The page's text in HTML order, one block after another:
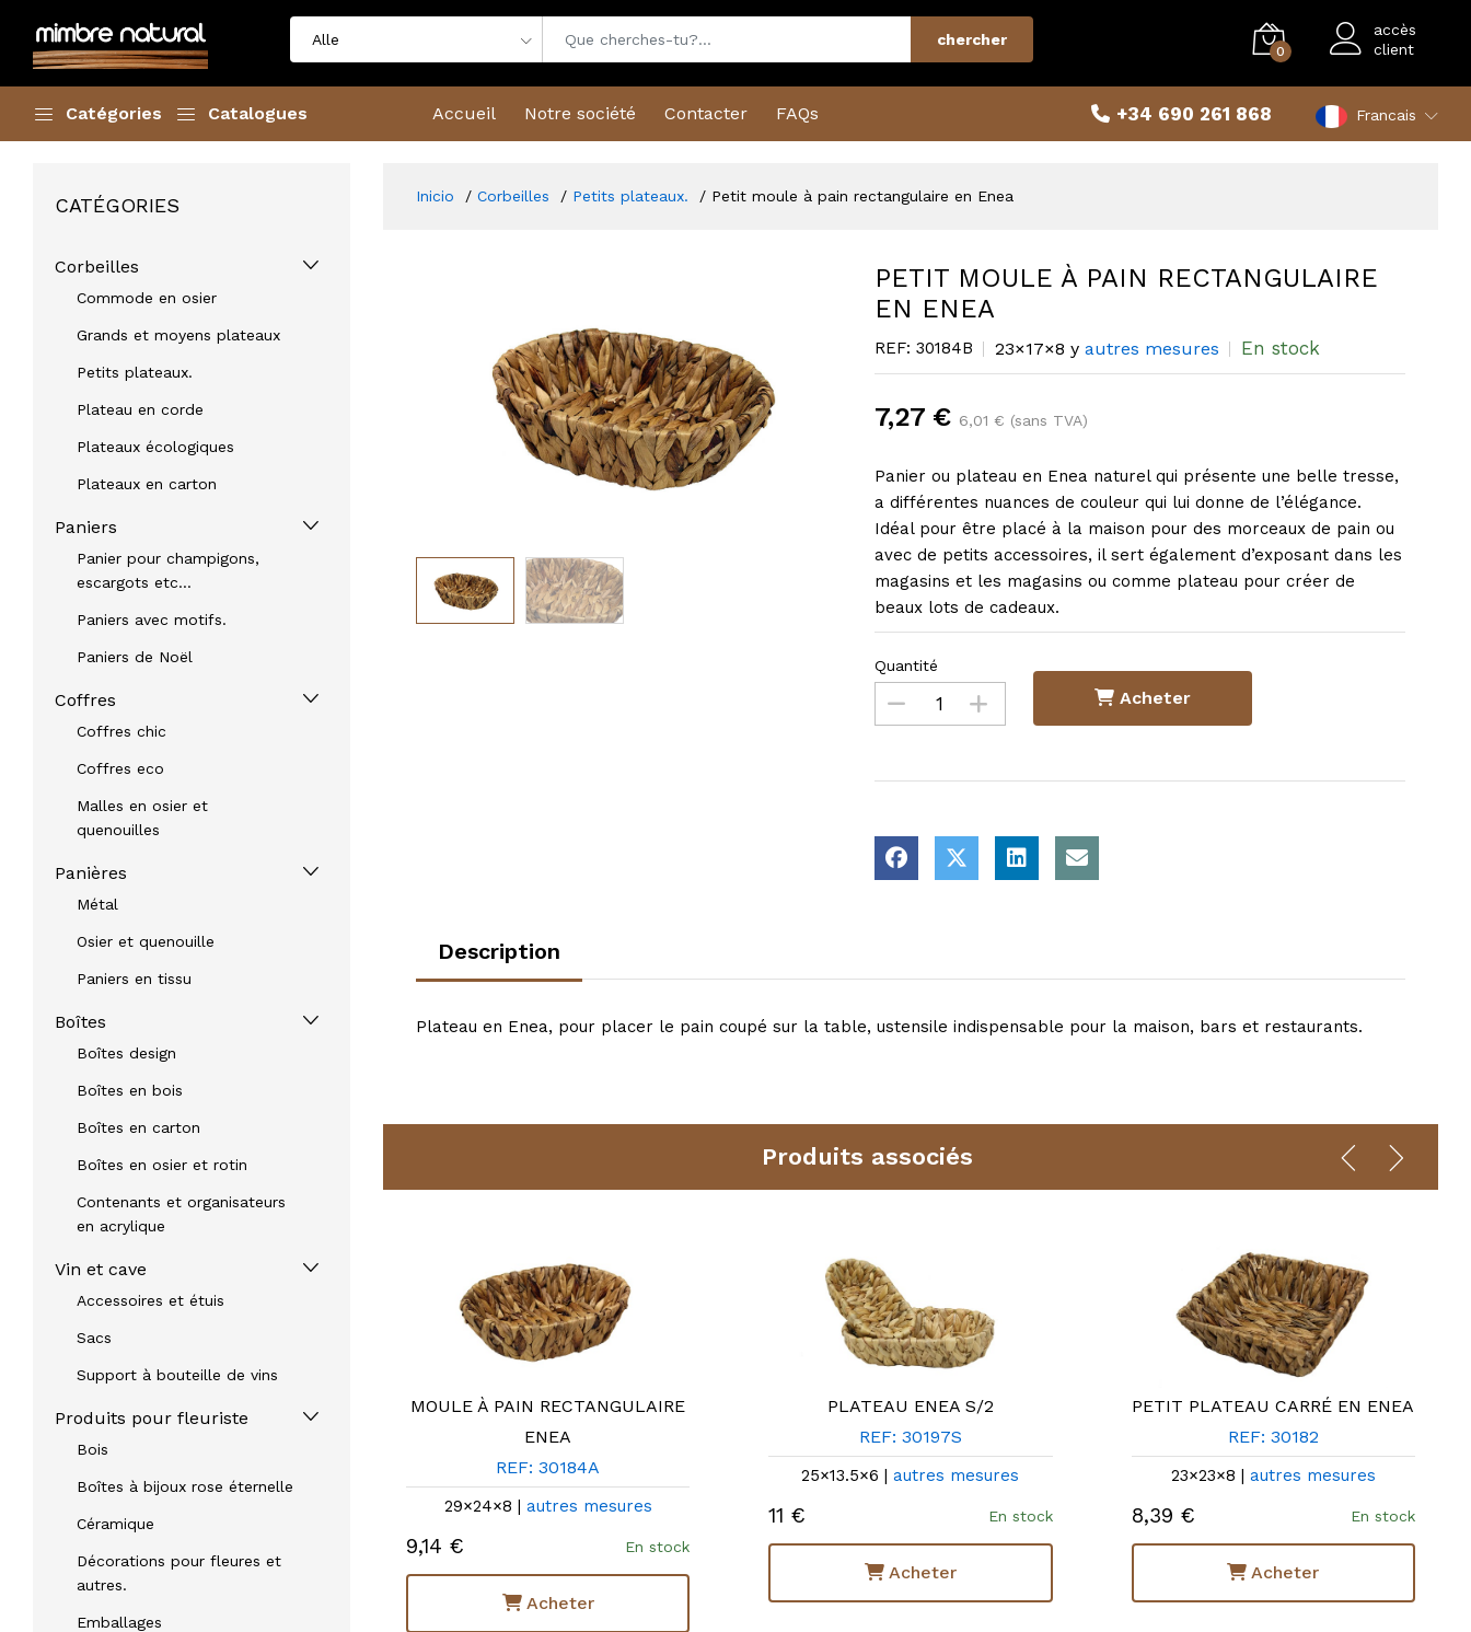
chercher
0
accès
client
Catégories Catalogues Accueil Notre société Contacter FAQs +34 690 261 868 Francais
CATÉGORIES
Corbeilles
Commode en osier
Grands et moyens plateaux
Petits plateaux.
Plateau en corde
Plateaux écologiques
Plateaux en carton
Paniers
Panier pour champigons,
escargots etc...
Paniers avec motifs.
Paniers de Noël
Coffres
Coffres chic
Coffres eco
Malles en osier et
quenouilles
Panières
Métal
Osier et quenouille
Paniers en tissu
Boîtes
Boîtes design
Boîtes en bois
Boîtes en carton
Boîtes en osier et rotin
Contenants et organisateurs
en acrylique
Vin et cave
Accessoires et étuis
Sacs
Support à bouteille de vins
Produits pour fleuriste
Bois
Boîtes à bijoux rose éternelle
Céramique
Décorations pour fleures et
autres.
Emballages
Inicio Corbeilles Petits plateaux. Petit moule à pain rectangulaire en Enea
PETIT MOULE À PAIN RECTANGULAIRE
EN ENEA
REF: 30184B 23×17×8 y autres mesures En stock
7,27 € 6,01 € (sans TVA)
Panier ou plateau en Enea naturel qui présente une belle tresse,
a différentes nuances de couleur qui lui donne de l’élégance.
Idéal pour être placé à la maison pour des morceaux de pain ou
avec de petits accessoires, il sert également d’exposant dans les
magasins et les magasins ou comme plateau pour créer de
beaux lots de cadeaux.
Quantité
Acheter
Description
Plateau en Enea, pour placer le pain coupé sur la table, ustensile indispensable pour la maison, bars et restaurants.
Produits associés
21×21×8 | autres mesures
5,83 €
Acheter
MOULE À PAIN RECTANGULAIRE
ENEA
REF: 30184A
29×24×8 | autres mesures
9,14 € En stock
Acheter
PLATEAU ENEA S/2
REF: 30197S
25×13.5×6 |autres mesures
11 € En stock
Acheter
PETIT PLATEAU CARRÉ EN ENEA
REF: 30182
23×23×8 | autres mesures
8,39 € En stock
Acheter